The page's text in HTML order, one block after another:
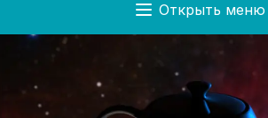
Открыть меню